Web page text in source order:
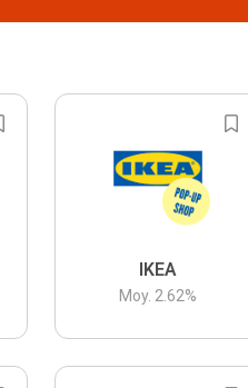
IKEA
Moy. 2.62%